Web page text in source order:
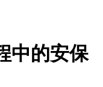
中的安保